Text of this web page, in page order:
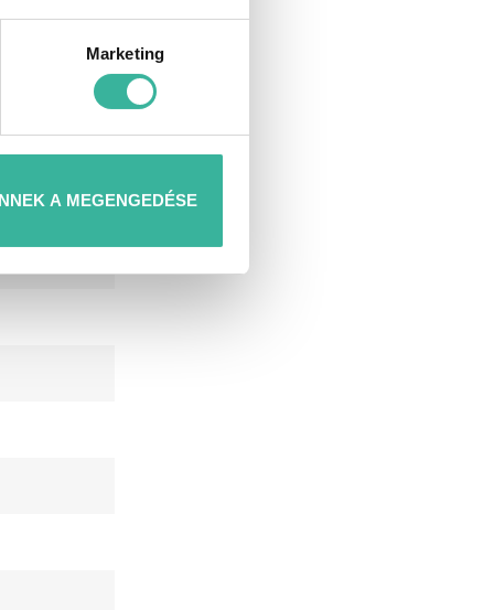
Marketing
A MEGENGEDÉSE